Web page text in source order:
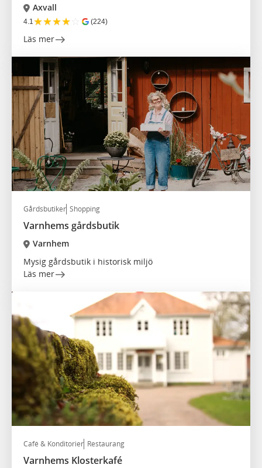
Axvall
4.1★★★★☆ (224)
Läs mer
Gårdsbutiker Shopping
Varnhems gårdsbutik
Varnhem
Mysig gårdsbutik i historisk miljö
Läs mer
Café & Konditorier Restaurang
Varnhems Klosterkafé